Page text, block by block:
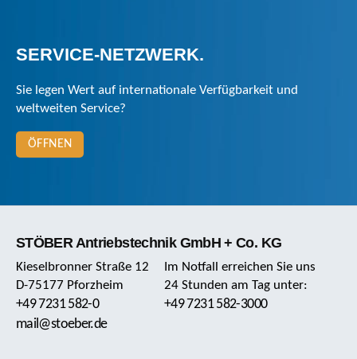
SERVICE-NETZWERK.
Sie legen Wert auf internationale Verfügbarkeit und
weltweiten Service?
ÖFFNEN
STÖBER Antriebstechnik GmbH + Co. KG
Kieselbronner Straße 12
D-75177 Pforzheim
+49 7231 582-0
mail@stoeber.de
Im Notfall erreichen Sie uns
24 Stunden am Tag unter:
+49 7231 582-3000